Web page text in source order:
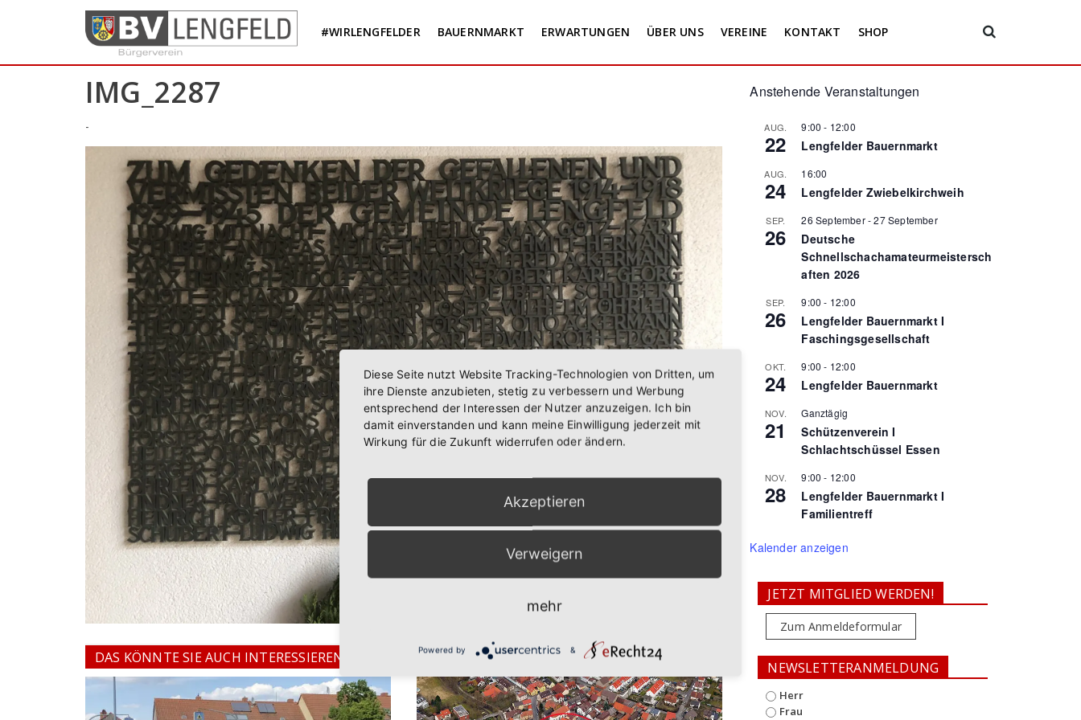
#WIRLENGFELDER BAUERNMARKT ERWARTUNGEN ÜBER UNS VEREINE KONTAKT SHOP
IMG_2287
-
DAS KÖNNTE SIE AUCH INTERESSIEREN
Anstehende Veranstaltungen
AUG.
22
9:00 - 12:00
Lengfelder Bauernmarkt
AUG.
24
16:00
Lengfelder Zwiebelkirchweih
SEP.
26
26 September-27 September
Deutsche
Schnellschachamateurmeistersch
aften 2026
SEP.
26
9:00 - 12:00
Lengfelder Bauernmarkt I
Faschingsgesellschaft
OKT.
24
9:00 - 12:00
Lengfelder Bauernmarkt
NOV.
21
Ganztägig
Schützenverein I
Schlachtschüssel Essen
NOV.
28
9:00 - 12:00
Lengfelder Bauernmarkt I
Familientreff
Kalender anzeigen
JETZT MITGLIED WERDEN!
Zum Anmeldeformular
NEWSLETTERANMELDUNG
Herr
Frau
Diese Seite nutzt Website Tracking-Technologien von Dritten, um
ihre Dienste anzubieten, stetig zu verbessern und Werbung
entsprechend der Interessen der Nutzer anzuzeigen. Ich bin
damit einverstanden und kann meine Einwilligung jederzeit mit
Wirkung für die Zukunft widerrufen oder ändern.
Akzeptieren
Verweigern
mehr
Powered by &